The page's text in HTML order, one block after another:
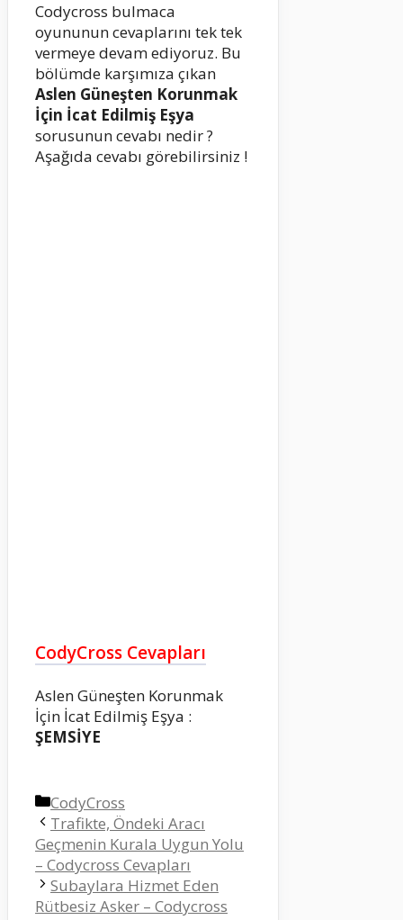
Codycross bulmaca
oyununun cevaplarını tek tek
vermeye devam ediyoruz. Bu
bölümde karşımıza çıkan
Aslen Güneşten Korunmak
İçin İcat Edilmiş Eşya
sorusunun cevabı nedir ?
Aşağıda cevabı görebilirsiniz !
CodyCross Cevapları
Aslen Güneşten Korunmak
İçin İcat Edilmiş Eşya :
ŞEMSİYE
Kategoriler
CodyCross
Trafikte, Öndeki Aracı
Geçmenin Kurala Uygun Yolu
– Codycross Cevapları
Subaylara Hizmet Eden
Rütbesiz Asker – Codycross